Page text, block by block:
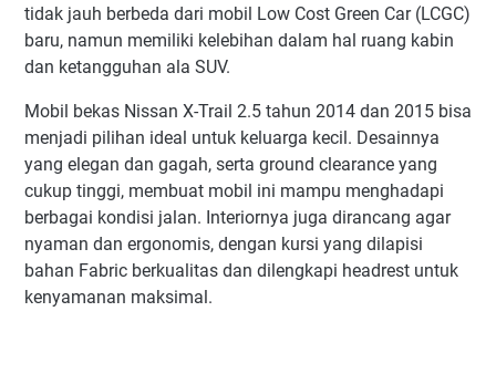
tidak jauh berbeda dari mobil Low Cost Green Car (LCGC)
baru, namun memiliki kelebihan dalam hal ruang kabin
dan ketangguhan ala SUV.
Mobil bekas Nissan X-Trail 2.5 tahun 2014 dan 2015 bisa
menjadi pilihan ideal untuk keluarga kecil. Desainnya
yang elegan dan gagah, serta ground clearance yang
cukup tinggi, membuat mobil ini mampu menghadapi
berbagai kondisi jalan. Interiornya juga dirancang agar
nyaman dan ergonomis, dengan kursi yang dilapisi
bahan Fabric berkualitas dan dilengkapi headrest untuk
kenyamanan maksimal.